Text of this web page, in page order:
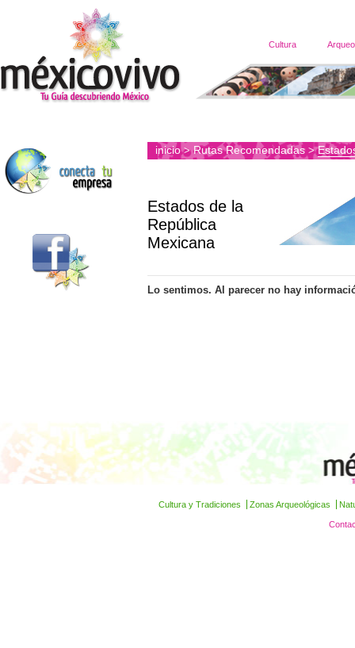
Cultura
inicio>Rutas Recomendadas>
Estados de la
República
Mexicana
Lo sentimos. Al parecer no hay
Cultura y Tradiciones Zonas Arqueológicas